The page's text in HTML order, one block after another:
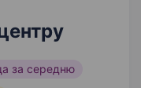
за середню